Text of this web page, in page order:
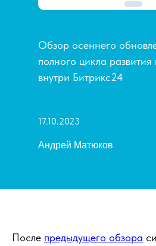
17.10.2023
Андрей Матюков
Обзор осеннего
полного цикла
внутри Битрикс24
После предыдущего обзора